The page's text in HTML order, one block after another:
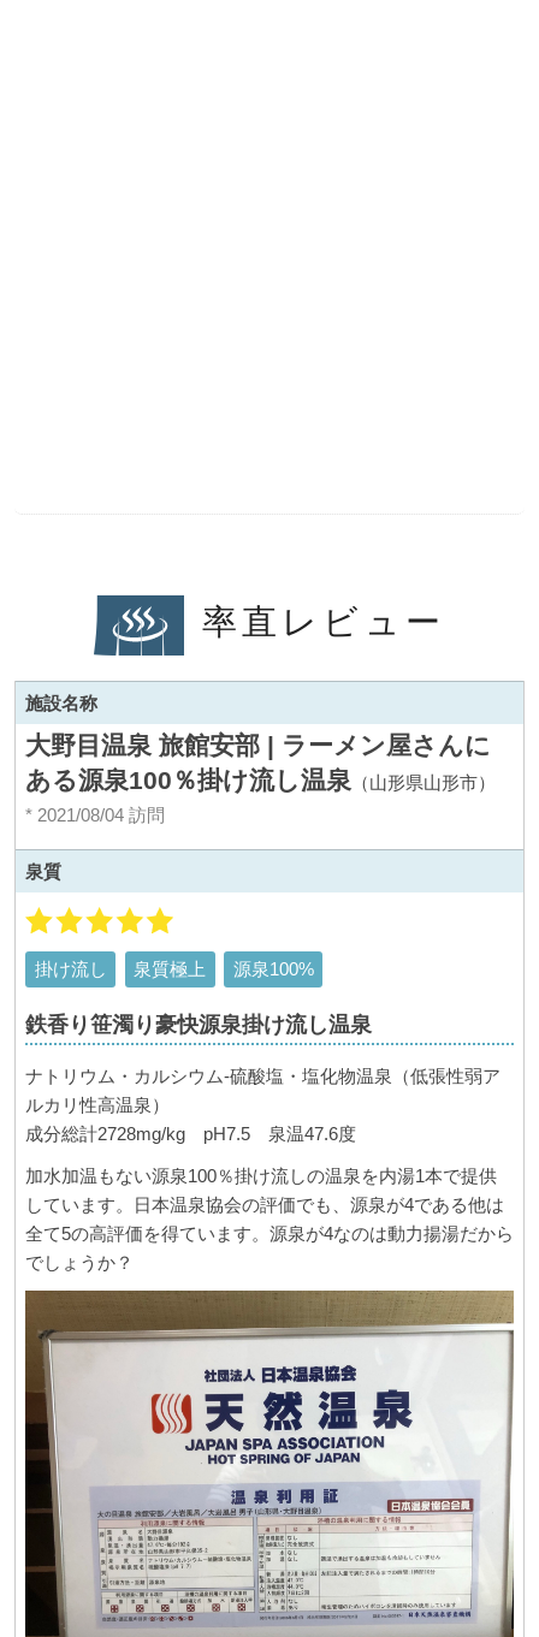
率直レビュー
施設名称
大野目温泉 旅館安部 | ラーメン屋さんに
ある源泉100％掛け流し温泉 （山形県山形市）
* 2021/08/04 訪問
泉質
掛け流し 泉質極上 源泉100%
鉄香り笹濁り豪快源泉掛け流し温泉
ナトリウム・カルシウム-硫酸塩・塩化物温泉（低張性弱ア
ルカリ性高温泉）
成分総計2728mg/kg pH7.5 泉温47.6度
加水加温もない源泉100％掛け流しの温泉を内湯1本で提供
しています。日本温泉協会の評価でも、源泉が4である他は
全て5の高評価を得ています。源泉が4なのは動力揚湯だから
でしょうか？